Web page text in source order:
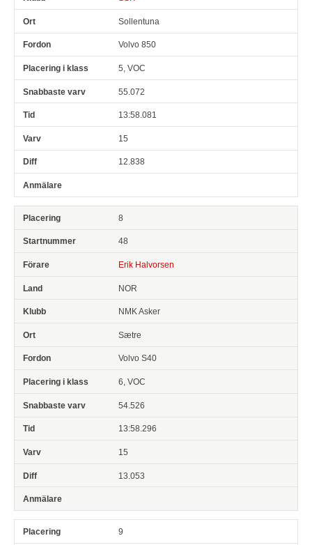
Sollentuna
Volvo 850
5, VOC
55.072
13:58.081
15
12.838
8
48
Erik Halvorsen
NOR
NMK Asker
Sætre
Volvo S40
6, VOC
54.526
13:58.296
15
13.053
9